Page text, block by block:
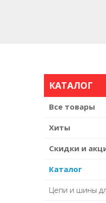
КАТАЛОГ
Все товары
Хиты
Скидки и
Каталог
Цепи и шины